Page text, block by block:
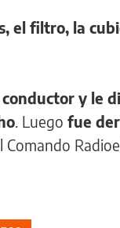
el filtro, la
y le
. Luego fue